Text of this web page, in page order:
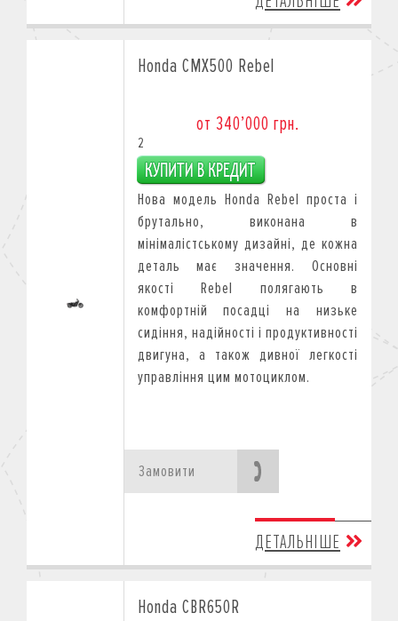
Honda CMX500 Rebel
от 340’000 грн.
2
Нова модель Honda Rebel проста і
брутально, виконана в
мінімалістському дизайні, де кожна
деталь має значення. Основні
якості Rebel полягають в
комфортній посадці на низьке
сидіння, надійності і продуктивності
двигуна, а також дивної легкості
управління цим мотоциклом.
Замовити
ДЕТАЛЬНІШЕ
Honda CBR650R